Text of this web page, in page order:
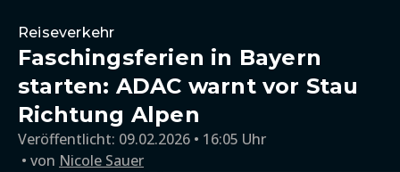
Reiseverkehr
Faschingsferien in Bayern
starten: ADAC warnt vor Stau
Richtung Alpen
Veröffentlicht: 09.02.2026 • 16:05 Uhr
von Nicole Sauer